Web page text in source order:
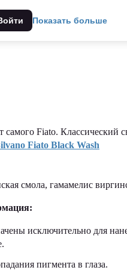
Показать больше
самого Fiato. Классический
Fiato Black Wash
смола, гамамелис
исключительно для
пигмента в глаза.